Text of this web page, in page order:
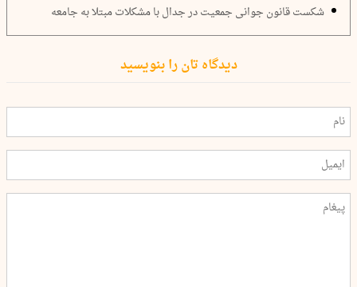
شکست قانون جوانی جمعیت در جدال با مشکلات مبتلا به جامعه
دیدگاه تان را بنویسید